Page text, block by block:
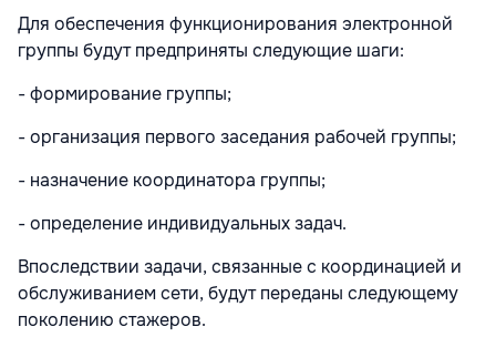
Для обеспечения функционирования электронной
группы будут предприняты следующие шаги:
- формирование группы;
- организация первого заседания рабочей группы;
- назначение координатора группы;
- определение индивидуальных задач.
Впоследствии задачи, связанные с координацией и
обслуживанием сети, будут переданы следующему
поколению стажеров.